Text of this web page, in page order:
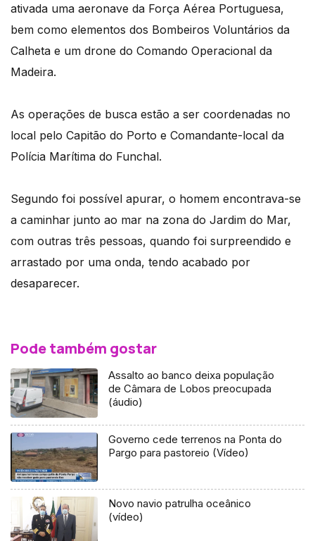
ativada uma aeronave da Força Aérea Portuguesa,
bem como elementos dos Bombeiros Voluntários da
Calheta e um drone do Comando Operacional da
Madeira.
As operações de busca estão a ser coordenadas no
local pelo Capitão do Porto e Comandante-local da
Polícia Marítima do Funchal.
Segundo foi possível apurar, o homem encontrava-se
a caminhar junto ao mar na zona do Jardim do Mar,
com outras três pessoas, quando foi surpreendido e
arrastado por uma onda, tendo acabado por
desaparecer.
Pode também gostar
Assalto ao banco deixa população
de Câmara de Lobos preocupada
(áudio)
Governo cede terrenos na Ponta do
Pargo para pastoreio (Vídeo)
Novo navio patrulha oceânico
(vídeo)